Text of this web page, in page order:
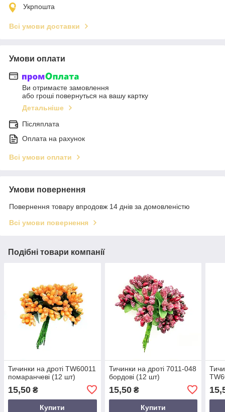
Укрпошта
Всі умови доставки
Умови оплати
Ви отримаєте замовлення
або гроші повернуться на вашу картку
Детальніше
Післяплата
Оплата на рахунок
Всі умови оплати
Умови повернення
Повернення товару впродовж 14 днів за домовленістю
Всі умови повернення
Подібні товари компанії
Тичинки на дроті TW60011
помаранчеві (12 шт)
15,50 ₴
Купити
Тичинки на дроті 7011-048
бордові (12 шт)
15,50₴
Купити